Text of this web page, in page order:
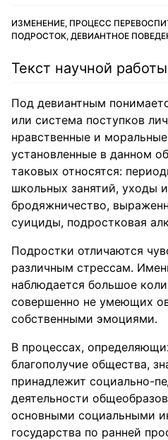
ИЗМЕНЕНИЕ, ПРОЦЕСС
ПОДРОСТОК, ДЕВИАНТНОЕ
Текст научной работы
Под девиантным
или система поступков
нравственные и
установленные в данном
таковых относятся:
школьных занятий, уходы
бродяжничество,
суициды, подростковая
Подростки отличаются
различным стрессам.
наблюдается большое
совершенно не умеющих
собственными эмоциями.
В процессах,
благополучие общества,
принадлежит социально-
деятельности
основными социальными
государства по ранней